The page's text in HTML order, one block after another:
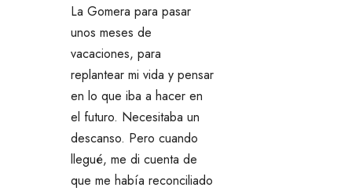
La Gomera para pasar
unos meses de
vacaciones, para
replantear mi vida y pensar
en lo que iba a hacer en
el futuro. Necesitaba un
descanso. Pero cuando
llegué, me di cuenta de
que me había reconciliado